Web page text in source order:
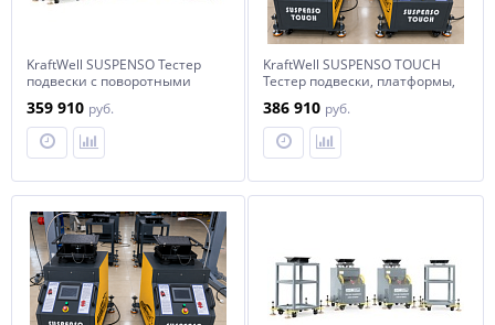
KraftWell SUSPENSO Тестер
подвески с поворотными
359 910 руб.
KraftWell SUSPENSO TOUCH
Тестер подвески, платформы,
386 910 руб.